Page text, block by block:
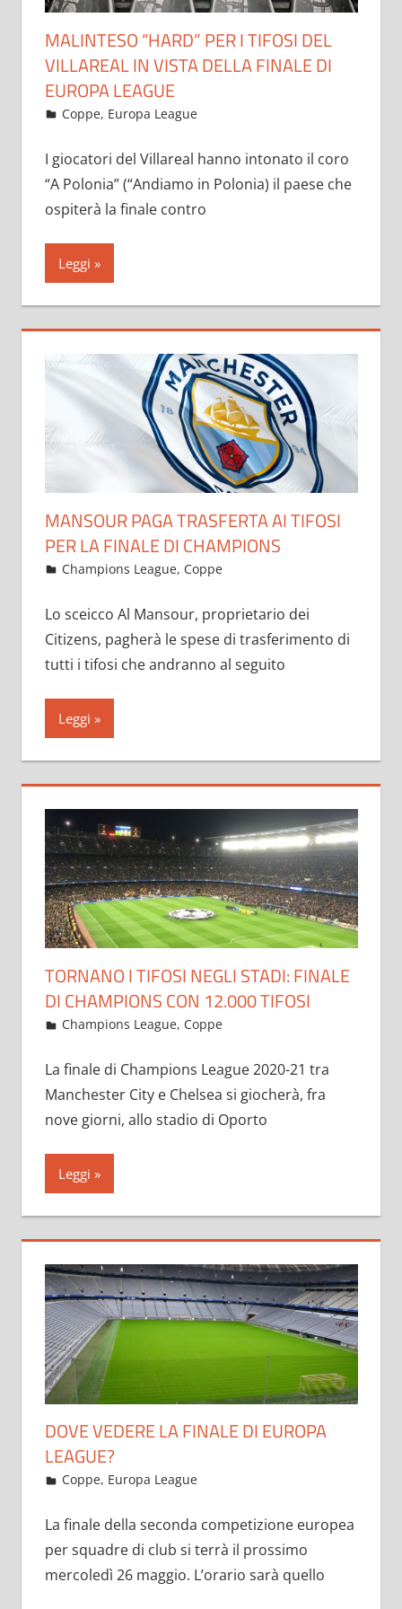
MALINTESO “HARD” PER I TIFOSI DEL
VILLAREAL IN VISTA DELLA FINALE DI
EUROPA LEAGUE
Maggio 21, 2021
admin
Coppe, Europa League
I giocatori del Villareal hanno intonato il coro
“A Polonia” (“Andiamo in Polonia) il paese che
ospiterà la finale contro
Leggi
MANSOUR PAGA TRASFERTA AI TIFOSI
PER LA FINALE DI CHAMPIONS
Maggio 21, 2021
admin
Champions League, Coppe
Lo sceicco Al Mansour, proprietario dei
Citizens, pagherà le spese di trasferimento di
tutti i tifosi che andranno al seguito
Leggi
TORNANO I TIFOSI NEGLI STADI: FINALE
DI CHAMPIONS CON 12.000 TIFOSI
Maggio 21, 2021
admin
Champions League, Coppe
La finale di Champions League 2020-21 tra
Manchester City e Chelsea si giocherà, fra
nove giorni, allo stadio di Oporto
Leggi
DOVE VEDERE LA FINALE DI EUROPA
LEAGUE?
Maggio 20, 2021
admin
Coppe, Europa League
La finale della seconda competizione europea
per squadre di club si terrà il prossimo
mercoledì 26 maggio. L’orario sarà quello